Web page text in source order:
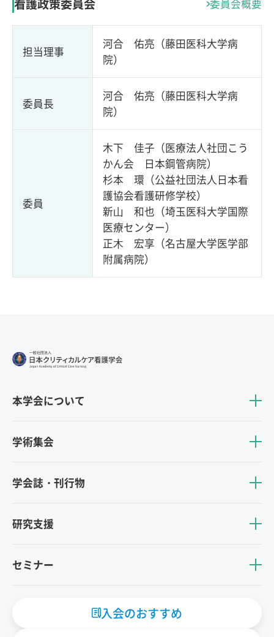
看護政策委員会 委員会概要
担当理事
河合 佑亮（藤田医科大学病
院）
委員長
河合 佑亮（藤田医科大学病
院）
委員
木下 佳子（医療法人社団こう
かん会 日本鋼管病院）
杉本 環（公益社団法人日本看
護協会看護研修学校）
新⼭ 和也（埼玉医科大学国際
医療センター）
正⽊ 宏享（名古屋大学医学部
附属病院）
本学会について
学術集会
学会誌・刊行物
研究支援
セミナー
入会のおすすめ